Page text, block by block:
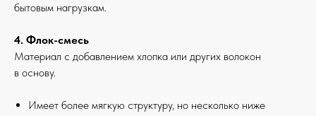
бытовым нагрузкам.
4. Флок-смесь
Материал с добавлением хлопка или других волокон
в основу.
Имеет более мягкую структуру, но несколько ниже